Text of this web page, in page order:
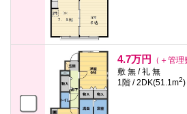
4.7万円
（＋管
敷 無 / 礼 無
1階 / 2DK(51.1m2)